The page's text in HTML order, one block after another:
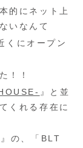
的にネット上
いなんて
くにオープン
！！
』と並
くれる存在に
の、「BLT